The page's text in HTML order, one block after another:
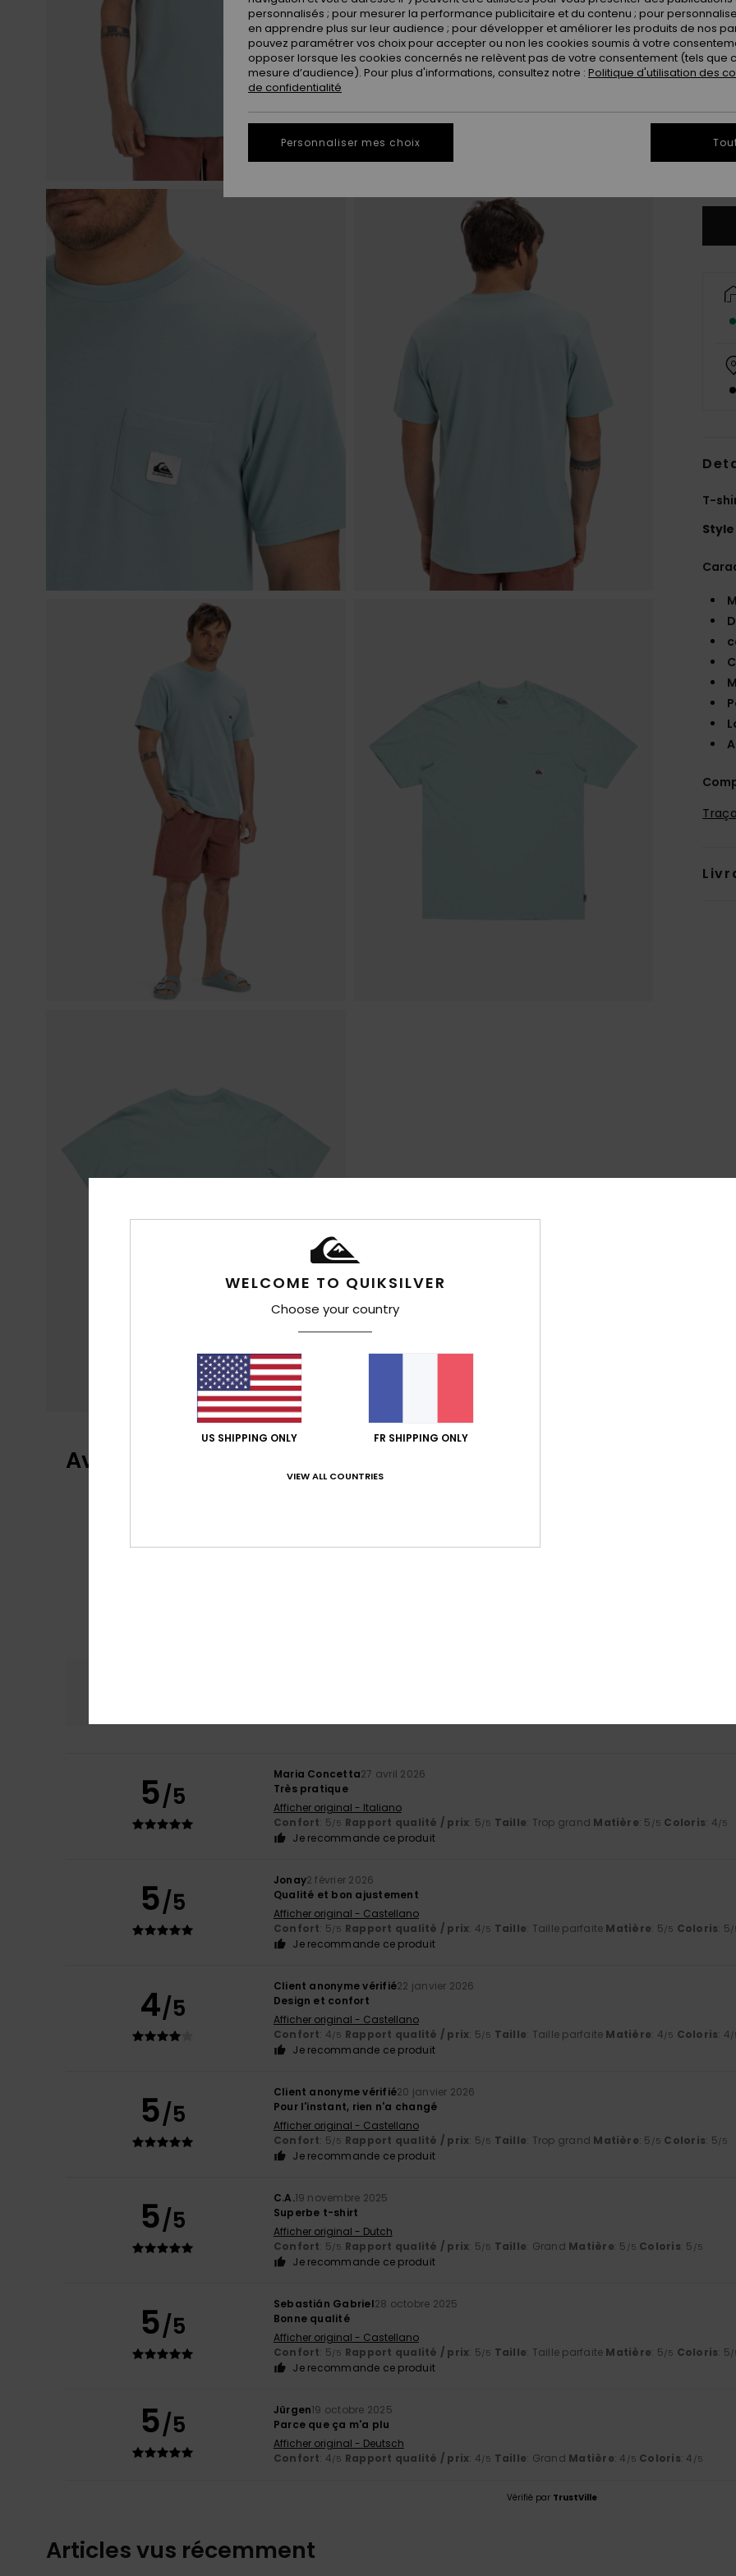
XS
T-
Style
Avis clients
4.9
5/5
Maria Concetta27 avril 2026
Très pratique
Afficher original - Italiano
Confort: 5/5 Rapport qualité / prix: 5/5 Taille: Trop grand Matière: 5 /5 Coloris: 4/5
Je recommande ce produit
5/5
Jonay2 février 2026
Qualité et bon ajustement
Afficher original - Castellano
Confort: 5/5 Rapport qualité / prix: 4/5 Taille: Taille parfaite Matière: 5/5 Coloris: 5/
Je recommande ce produit
4/5
Client anonyme vérifié22 janvier 2026
Design et confort
Afficher original - Castellano
Confort: 4/5 Rapport qualité / prix: 5/5 Taille: Taille parfaite Matière: 4/5 Coloris: 4/
Je recommande ce produit
5/5
Client anonyme vérifié20 janvier 2026
Pour l'instant, rien n'a changé
Afficher original - Castellano
Confort: 5/5 Rapport qualité / prix: 5/5 Taille: Trop grand Matière: 5 /5 Coloris: 5/5
Je recommande ce produit
5/5
C.A.19 novembre 2025
Superbe t-shirt
Afficher original - Dutch
Confort: 5/5 Rapport qualité / prix: 5/5 Taille: Grand Matière: 5 /5 Coloris: 5 /5
Je recommande ce produit
5/5
Sebastián Gabriel28 octobre 2025
Bonne qualité
Afficher original - Castellano
Confort: 5/5 Rapport qualité / prix: 5/5 Taille: Taille parfaite Matière: 5/5 Coloris: 5/
Je recommande ce produit
5/5 Jürgen19 octobre 2025
Parce que ça m'a plu
Afficher original - Deutsch
Confort: 4/5 Rapport qualité / prix: 4/5 Taille: Grand Matière: 4 /5 Coloris: 4 /5
Vérifié par TrustVille
Articles vus récemment
WELCOME TO QUIKSILVER
Choose your country
US SHIPPING ONLY FR SHIPPING ONLY
VIEW ALL COUNTRIES
personnalisés ; pour mesurer la performance publicitaire et du contenu ; pour
en apprendre plus sur leur audience ; pour développer et améliorer les produits de nos
pouvez paramétrer vos choix pour accepter ou non les cookies soumis à votre
opposer lorsque les cookies concernés ne relèvent pas de votre consentement (tels que
mesure d’audience). Pour plus d'informations, consultez notre : Politique d'utilisation des
de confidentialité
Personnaliser mes choix